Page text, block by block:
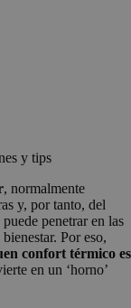
y tips
, normalmente
y, por tanto, del
penetrar en las
Por eso,
confort térmico es
en un ‘horno’